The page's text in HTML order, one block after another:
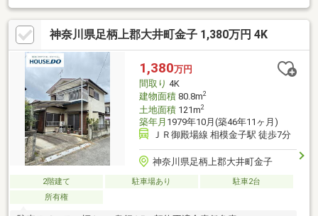
ドキッチンで家事動線もスムーズ2階は全居室6帖以上！各お部屋
も広々とお使いいただけます■ 60年・長期サポート継承可能（5年
ごとの無償点検あり）■ リビングと美しく調和する、モダンで明
るい雰囲気の和室■ たっぷりの陽光が注ぐ南面バルコニー■ 駐車
スペース2台分あり（※車種による）
神奈川県足柄上郡大井町金子 1,380万円 4K
1,380万円
間取り 4K
建物面積80.8m2
土地面積121m2
築年月 1979年10月(築46年11ヶ月)
ＪＲ御殿場線 相模金子駅 徒歩7分
神奈川県足柄上郡大井町金子
2階建て 駐車場あり
駐車2台
所有権